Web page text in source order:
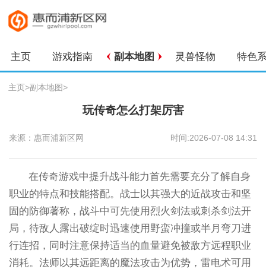
主页 游戏指南 副本地图 灵兽怪物 特色
主页>副本地图>
玩传奇怎么打架厉害
来源：惠而浦新区网 时间:2026-07-08 14:31
在传奇游戏中提升战斗能力首先需要充分了解自身
职业的特点和技能搭配。战士以其强大的近战攻击和坚
固的防御著称，战斗中可先使用烈火剑法或刺杀剑法开
局，待敌人露出破绽时迅速使用野蛮冲撞或半月弯刀进
行连招，同时注意保持适当的血量避免被敌方远程职业
消耗。法师以其远距离的魔法攻击为优势，雷电术可用